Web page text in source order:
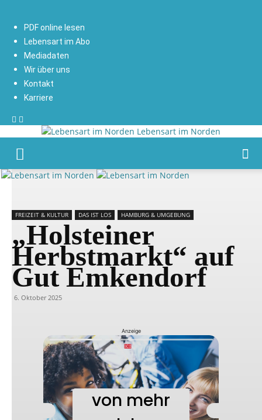
PDF online lesen
Lebensart im Abo
Mediadaten
Wir über uns
Kontakt
Karriere
Lebensart im Norden
FREIZEIT & KULTUR DAS IST LOS HAMBURG & UMGEBUNG
„Holsteiner
Herbstmarkt“ auf
Gut Emkendorf
6. Oktober 2025
Anzeige